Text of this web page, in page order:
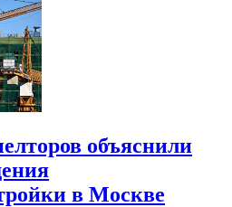
объяснили
в Москве